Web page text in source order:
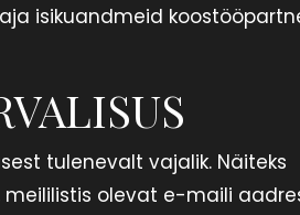
isikuandmeid
tulenevalt vajalik. Näiteks
olevat e-maili